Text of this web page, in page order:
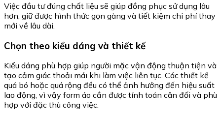
Việc đầu tư đúng chất liệu sẽ giúp đồng phục sử dụng lâu
hơn, giữ được hình thức gọn gàng và tiết kiệm chi phí thay
mới về lâu dài.
Chọn theo kiểu dáng và thiết kế
Kiểu dáng phù hợp giúp người mặc vận động thuận tiện và
tạo cảm giác thoải mái khi làm việc liên tục. Các thiết kế
quá bó hoặc quá rộng đều có thể ảnh hưởng đến hiệu suất
lao động, vì vậy form áo cần được tính toán cân đối và phù
hợp với đặc thù công việc.